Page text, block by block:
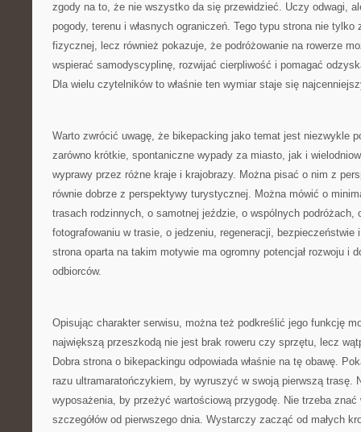
zgody na to, że nie wszystko da się przewidzieć. Uczy odwagi,
pogody, terenu i własnych ograniczeń. Tego typu strona nie
fizycznej, lecz również pokazuje, że podróżowanie na rowerze
wspierać samodyscyplinę, rozwijać cierpliwość i pomagać
Dla wielu czytelników to właśnie ten wymiar staje się
Warto zwrócić uwagę, że bikepacking jako temat jest niezwykle
zarówno krótkie, spontaniczne wypady za miasto, jak i
wyprawy przez różne kraje i krajobrazy. Można pisać o nim z
równie dobrze z perspektywy turystycznej. Można mówić o
trasach rodzinnych, o samotnej jeździe, o wspólnych podróżach,
fotografowaniu w trasie, o jedzeniu, regeneracji, bezpieczeństwie
strona oparta na takim motywie ma ogromny potencjał rozwoju i
odbiorców.
Opisując charakter serwisu, można też podkreślić jego funkcję
największą przeszkodą nie jest brak roweru czy sprzętu, lecz
Dobra strona o bikepackingu odpowiada właśnie na tę obawę.
razu ultramaratończykiem, by wyruszyć w swoją pierwszą trasę.
wyposażenia, by przeżyć wartościową przygodę. Nie trzeba
szczegółów od pierwszego dnia. Wystarczy zacząć od małych